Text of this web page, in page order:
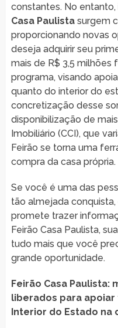
constantes. No
Casa Paulistasurgem
proporcionando novas
deseja adquirir seu
mais de R$ 3,5 milhões
programa, visando
quanto do interior do
concretização desse
disponibilização de
Imobiliário (CCI), que
Feirão se torna uma
compra da casa própria.
Se você é uma das
tão almejada
promete trazer
Feirão Casa Paulista,
tudo mais que você
grande oportunidade.
Feirão Casa Paulista:
liberados para apoiar
Interior do Estado na